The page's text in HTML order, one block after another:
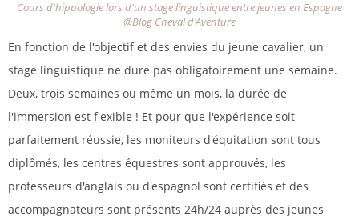
Cours d'hippologie lors d'un stage linguistique entre jeunes en Espagne
@Blog Cheval d'Aventure
En fonction de l'objectif et des envies du jeune cavalier, un
stage linguistique ne dure pas obligatoirement une semaine.
Deux, trois semaines ou même un mois, la durée de
l'immersion est flexible ! Et pour que l'expérience soit
parfaitement réussie, les moniteurs d'équitation sont tous
diplômés, les centres équestres sont approuvés, les
professeurs d'anglais ou d'espagnol sont certifiés et des
accompagnateurs sont présents 24h/24 auprès des jeunes